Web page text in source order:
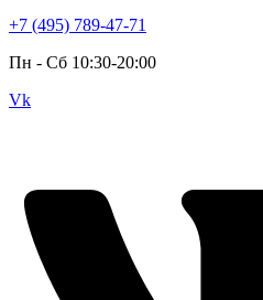
+7 (495) 789-47-71
Пн - Cб 10:30-20:00
Vk